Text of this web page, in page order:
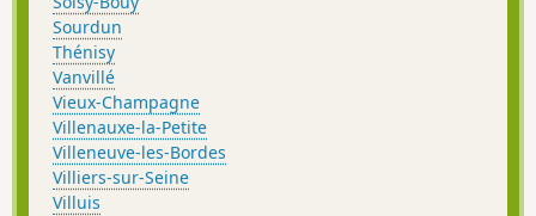
Sourdun
Thénisy
Vanvillé
Vieux-Champagne
Villenauxe-la-Petite
Villeneuve-les-Bordes
Villiers-sur-Seine
Villuis